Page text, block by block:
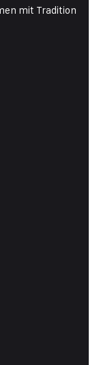
mit Tradition